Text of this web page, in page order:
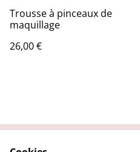
Trousse à pinceaux de
maquillage
26,00 €